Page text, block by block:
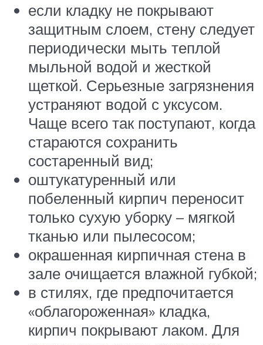
если кладку не покрывают
защитным слоем, стену следует
периодически мыть теплой
мыльной водой и жесткой
щеткой. Серьезные загрязнения
устраняют водой с уксусом.
Чаще всего так поступают, когда
стараются сохранить
состаренный вид;
оштукатуренный или
побеленный кирпич переносит
только сухую уборку – мягкой
тканью или пылесосом;
окрашенная кирпичная стена в
зале очищается влажной губкой;
в стилях, где предпочитается
«облагороженная» кладка,
кирпич покрывают лаком. Для